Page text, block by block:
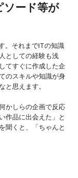
ソード等が
。それまでITの知識
としての経験も浅
てすぐに作成した企
のスキルや知識が身
と思えます。
かしらの企画で反応
作品に出会えた」と
聞くと、「ちゃんと